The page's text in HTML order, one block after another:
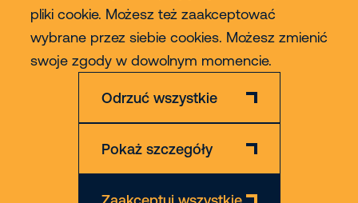
pliki cookie. Możesz też zaakceptować
wybrane przez siebie cookies. Możesz zmienić
swoje zgody w dowolnym momencie.
Odrzuć wszystkie
Pokaż szczegóły
Contact
Więcej